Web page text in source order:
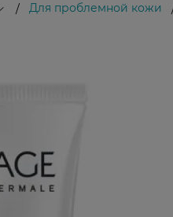
/ Для проблемной кожи